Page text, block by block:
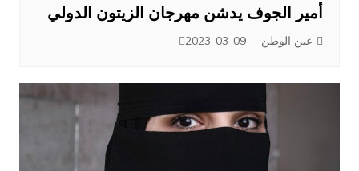
أمير الجوف يدشن مهرجان الزيتون الدولي
عين الوطن 2023-03-09